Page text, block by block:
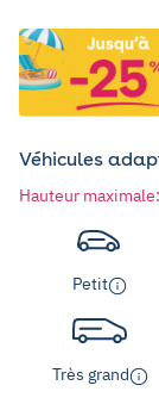
Véhicules
Hauteur maximale:
Petit
Très grand